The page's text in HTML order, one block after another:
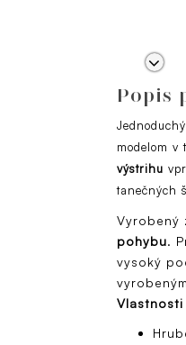
Popis
modelom v
výstrihu
tanečných
Vyrobený
pohybu.
vysoký